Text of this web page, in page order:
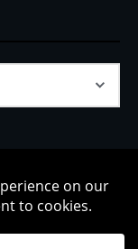
All rights